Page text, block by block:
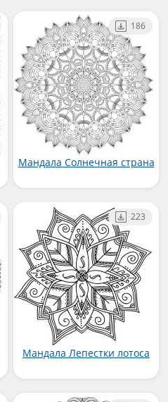
Мандала Солнечная страна
186
Мандала Лепестки лотоса
223